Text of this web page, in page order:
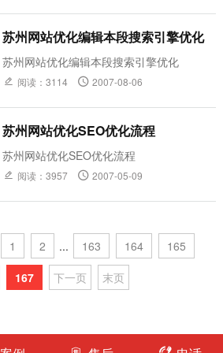
苏州网站优化编辑本段搜索引擎优化
苏州网站优化编辑本段搜索引擎优化
阅读：3114 2007-08-06
苏州网站优化SEO优化流程
苏州网站优化SEO优化流程
阅读：3957 2007-05-09
1 2 ... 163 164
165
167 下一页 末页